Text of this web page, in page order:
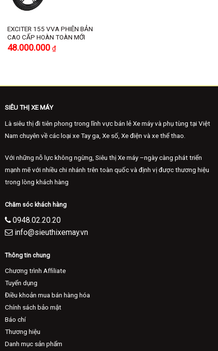
EXCITER 155 VVA PHIÊN BẢN
CAO CẤP HOÀN TOÀN MỚI
Giá
48.000.000 ₫Giá
hiện
SIÊU THỊ XE MÁY
Là siêu thị đi tiên phong trong lĩnh vực bán lẻ Xe máy và phụ tùng tại Việt
Nam chuyên về các loại xe Tay ga, Xe số, Xe điện và xe thể thao.
Với những nỗ lực không ngừng, Siêu thị Xe máy –ngày càng phát triển
mạnh mẽ với nhiều chi nhánh trên toàn quốc và định vị được thương hiệu
trong lòng khách hàng
Chăm sóc khách hàng
0948.02.20.20
info@sieuthixemay.vn
Thông tin chung
Chương trình Afﬁliate
Tuyển dụng
Điều khoản mua bán hàng hóa
Chính sách bảo mật
Báo chí
Thương hiệu
Danh mục sản phẩm